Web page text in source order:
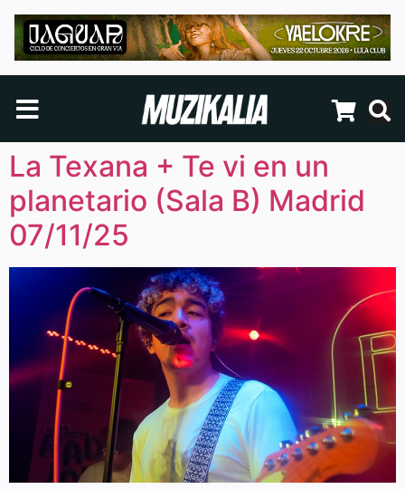
La Texana + Te vi en un
planetario (Sala B) Madrid
07/11/25